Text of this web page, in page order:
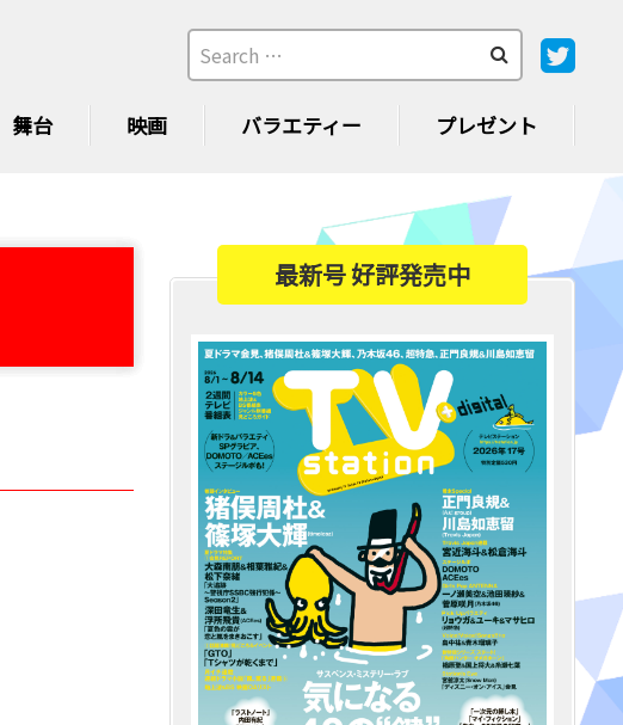
舞台 映画 バラエティー プレゼント
最新号 好評発売中